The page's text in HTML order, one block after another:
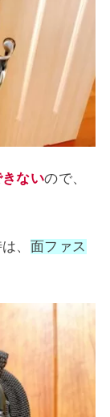
ないので、
、 面ファス